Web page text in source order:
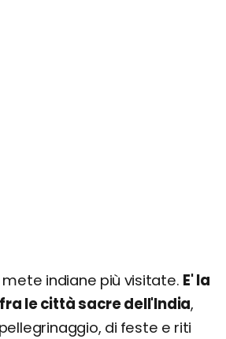
indiane più visitate. E' la
le città sacre dell'India,
di feste e riti